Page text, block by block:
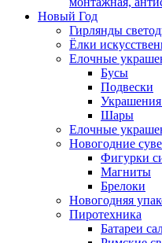
Новый Год
Гирлянды
Ёлки
Елочные
Бусы
Подвески
Шары
Елочные
Новогодние
Фигурки
Магниты
Брелоки
Новогодняя
Пиротехника
Батареи